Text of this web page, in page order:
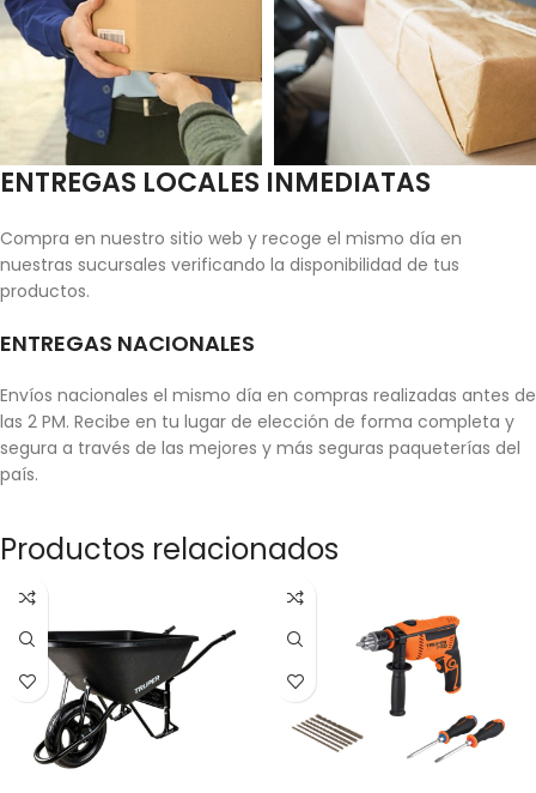
ENTREGAS LOCALES INMEDIATAS
Compra en nuestro sitio web y recoge el mismo día en
nuestras sucursales verificando la disponibilidad de tus
productos.
ENTREGAS NACIONALES
Envíos nacionales el mismo día en compras realizadas antes de
las 2 PM. Recibe en tu lugar de elección de forma completa y
segura a través de las mejores y más seguras paqueterías del
país.
Productos relacionados